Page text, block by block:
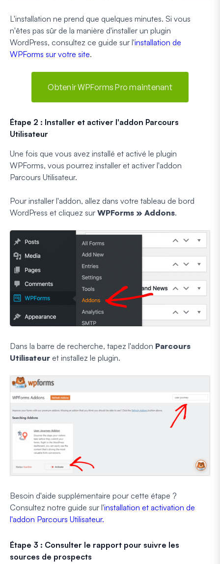
L'installation ne prend que quelques minutes. Si vous
n'êtes pas sûr de la manière d'installer un plugin
WordPress, consultez ce guide sur l'installation de
WPForms sur votre site.
Obtenir WPForms Pro maintenant
Étape 2 : Installer et activer l'addon Parcours
Utilisateur
Une fois que vous avez installé et activé le plugin
WPForms, vous pourrez installer et activer l'addon
Parcours Utilisateur.
Pour installer l'addon, allez dans votre tableau de bord
WordPress et cliquez sur WPForms » Addons.
Dans la barre de recherche, tapez l'addon Parcours
Utilisateur et installez le plugin.
Besoin d'aide supplémentaire pour cette étape ?
Consultez notre guide sur l'installation et activation de
l'addon Parcours Utilisateur.
Étape 3 : Consulter le rapport pour suivre les
sources de prospects